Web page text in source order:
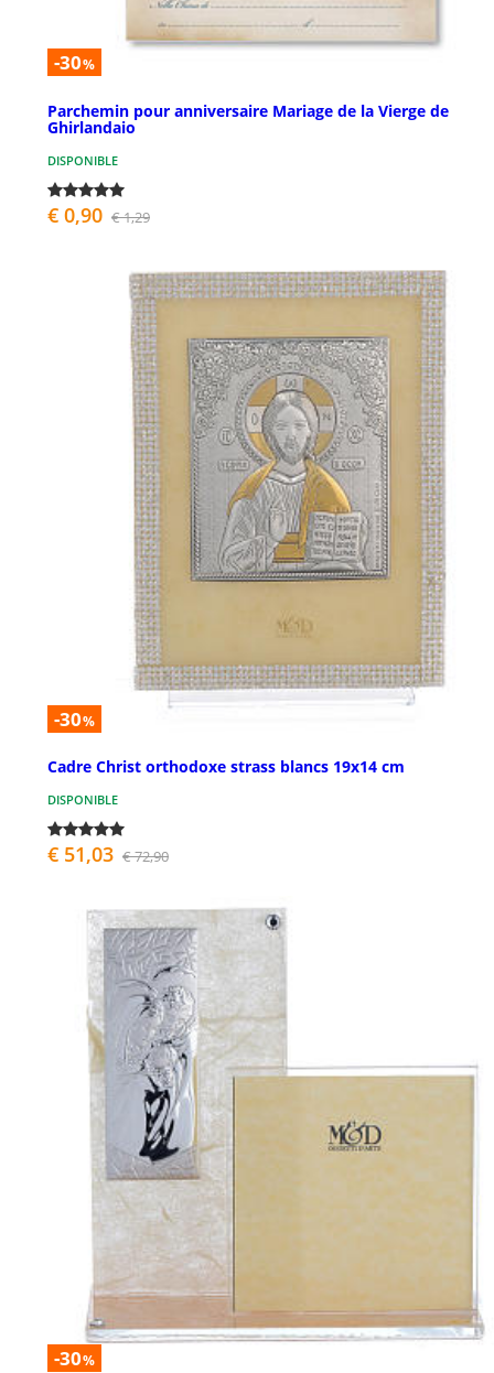
-30%
Parchemin pour anniversaire Mariage de la Vierge de
Ghirlandaio
DISPONIBLE
€ 0,90 € 1,29
-30%
Cadre Christ orthodoxe strass blancs 19x14 cm
DISPONIBLE
€ 51,03 € 72,90
-30%